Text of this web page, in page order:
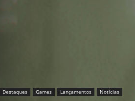
Destaques Games Lançamentos Notícias